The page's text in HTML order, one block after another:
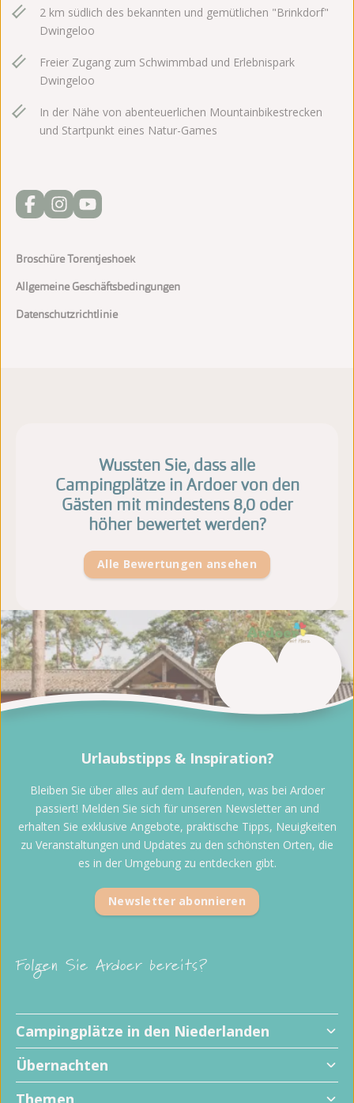
2 km südlich des bekannten und gemütlichen "Brinkdorf"
Dwingeloo
Freier Zugang zum Schwimmbad und Erlebnispark
Dwingeloo
In der Nähe von abenteuerlichen Mountainbikestrecken
und Startpunkt eines Natur-Games
Broschüre Torentjeshoek
Allgemeine Geschäftsbedingungen
Datenschutzrichtlinie
Wussten Sie, dass alle
Campingplätze in Ardoer von den
Gästen mit mindestens 8,0 oder
höher bewertet werden?
Alle Bewertungen ansehen
Folgen Sie Ardoer bereits?
Campingplätze in den Niederlanden
Übernachten
Themen
Urlaubstipps & Inspiration?
Bleiben Sie über alles auf dem Laufenden, was bei Ardoer
passiert! Melden Sie sich für unseren Newsletter an und
erhalten Sie exklusive Angebote, praktische Tipps, Neuigkeiten
zu Veranstaltungen und Updates zu den schönsten Orten, die
es in der Umgebung zu entdecken gibt.
Newsletter abonnieren